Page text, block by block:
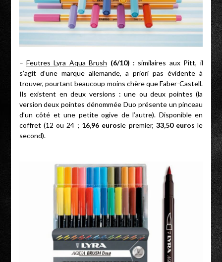
– Feutres Lyra Aqua Brush (6/10) : similaires aux Pitt, il
s’agit d’une marque allemande, a priori pas évidente à
trouver, pourtant beaucoup moins chère que Faber-Castell.
Ils existent en deux versions : une ou deux pointes (la
version deux pointes dénommée Duo présente un pinceau
d’un côté et une petite ogive de l’autre). Disponible en
coffret (12 ou 24 ; 16,96 eurosle premier, 33,50 euros le
second).